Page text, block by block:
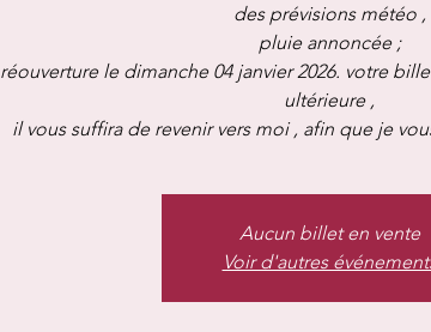
des prévisions météo ,
pluie annoncée ;
réouverture le dimanche 04 janvier 2026. votre
ultérieure ,
il vous suffira de revenir vers moi , afin que je
Aucun billet en vente
Voir d'autres